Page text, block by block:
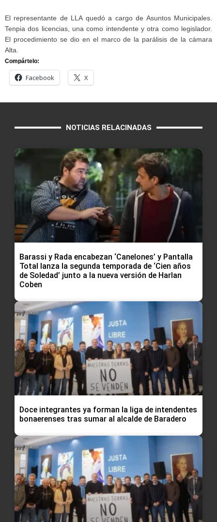
El representante de LLA quedó a cargo de Asuntos Municipales.
Tenpia dos licencias, una como intendente y otra como legislador.
El procedimiento se dio en el marco de la parálisis de la cámara
Alta.
Compártelo:
Facebook X
NOTICIAS RELACINADAS
Barassi y Rada encabezan ‘Canelones’ y Pantalla
Total lanza la segunda temporada de ‘Cien años
de Soledad’ junto a la nueva versión de Harlan
Coben
Doce integrantes ya forman la liga de intendentes
bonaerenses tras sumar al alcalde de Baradero